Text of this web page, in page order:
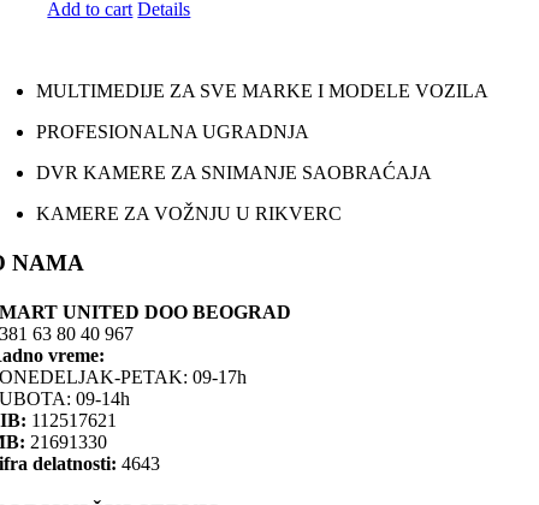
Add to cart Details
MULTIMEDIJE ZA SVE MARKE I MODELE VOZILA
PROFESIONALNA UGRADNJA
DVR KAMERE ZA SNIMANJE SAOBRAĆAJA
KAMERE ZA VOŽNJU U RIKVERC
NAMA
UNITED DOO BEOGRAD
63 80 40 967
vreme:
PETAK: 09-17h
09-14h
112517621
21691330
delatnosti: 4643